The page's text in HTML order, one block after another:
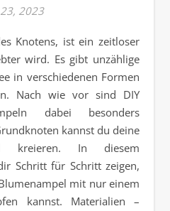
2023
wird. Es gibt unzählige
in verschiedenen Formen
Nach wie vor sind DIY
dabei besonders
kannst du deine
kreieren. In diesem
Schritt für Schritt zeigen,
mit nur einem
kannst. Materialien –